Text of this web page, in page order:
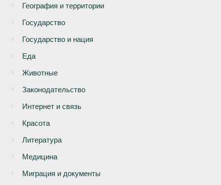
География и территории
Государство
Государство и нация
Еда
Животные
Законодательство
Интернет и связь
Красота
Литература
Медицина
Миграция и документы